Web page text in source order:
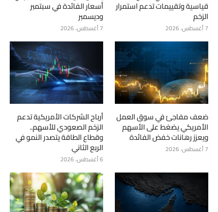
قياسية وتقييمات تدعم استمرار
الزخم
7 أغسطس، 2026
أسعار الفائدة في سبتمبر
وديسمبر
7 أغسطس، 2026
ضعف مفاجئ في سوق العمل
الأمريكي يضغط على الأسهم
ويعزز رهانات خفض الفائدة
7 أغسطس، 2026
أرباح الشركات الأمريكية تدعم
الزخم الصعودي للأسهم..
وقطاع الطاقة يتصدر النمو في
الربع الثاني
6 أغسطس، 2026